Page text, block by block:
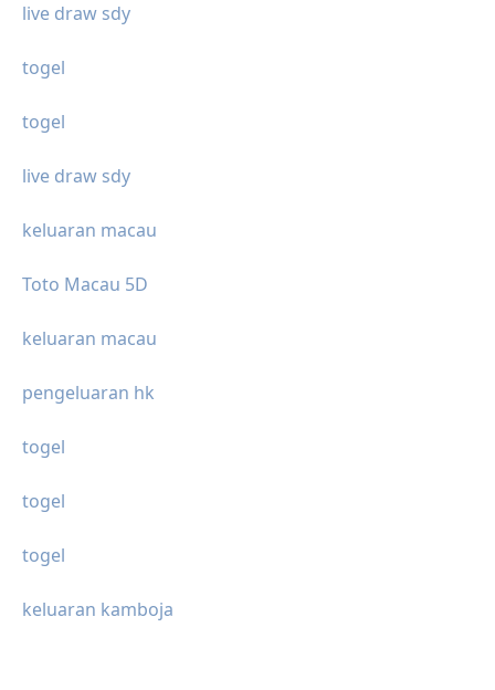
live draw sdy
togel
togel
live draw sdy
keluaran macau
Toto Macau 5D
keluaran macau
pengeluaran hk
togel
togel
togel
keluaran kamboja